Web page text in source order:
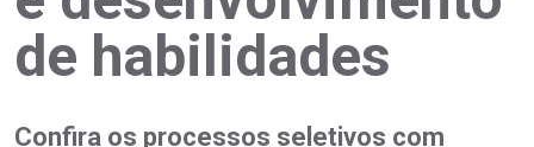
de habilidades
Confira os processos seletivos com